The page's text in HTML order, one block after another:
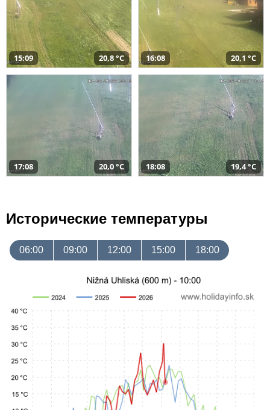
15:09 20,8 °C 16:08 20,1 °C
17:08 20,0 °C 18:08 19,4 °C
Исторические температуры
06:00 09:00 12:00 15:00 18:00